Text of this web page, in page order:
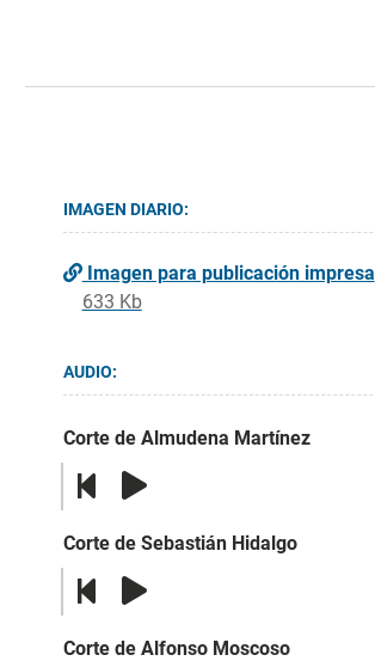
IMAGEN DIARIO:
Imagen para publicación impresa
633 Kb
AUDIO:
Corte de Almudena Martínez
Corte de Sebastián Hidalgo
Corte de Alfonso Moscoso